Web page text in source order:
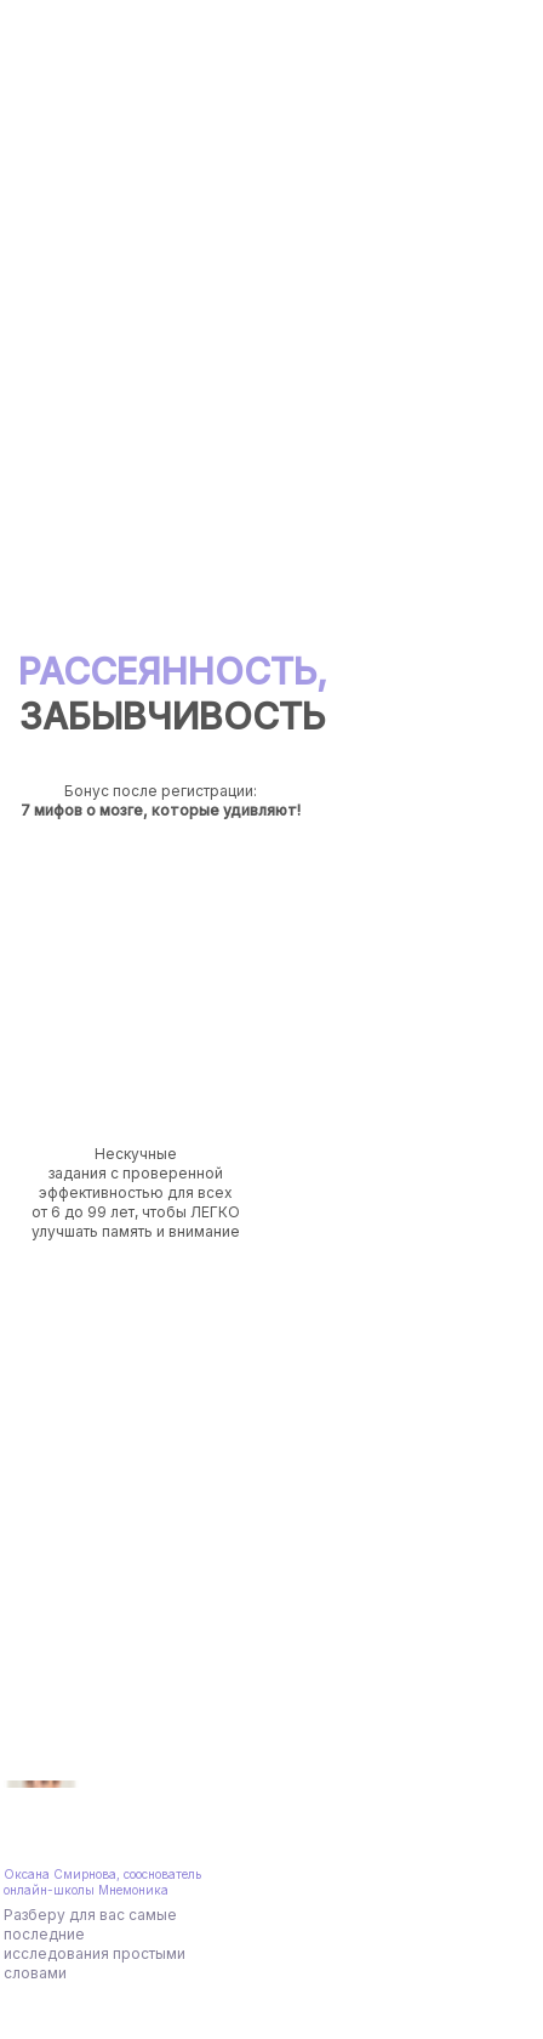
РАССЕЯННОСТЬ,
ЗАБЫВЧИВОСТЬ
Бонус после регистрации:
7 мифов о мозге, которые удивляют!
Нескучные
задания с проверенной
эффективностью для всех
от 6 до 99 лет, чтобы ЛЕГКО
улучшать память и внимание
Оксана Смирнова, сооснователь
онлайн-школы Мнемоника
Разберу для вас самые
последние
исследования простыми
словами